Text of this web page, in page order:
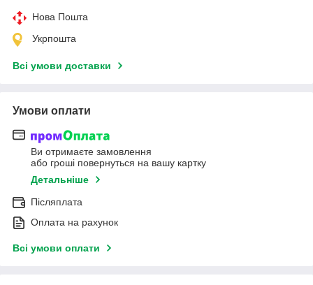
Нова Пошта
Укрпошта
Всі умови доставки
Умови оплати
Ви отримаєте замовлення
або гроші повернуться на вашу картку
Детальніше
Післяплата
Оплата на рахунок
Всі умови оплати